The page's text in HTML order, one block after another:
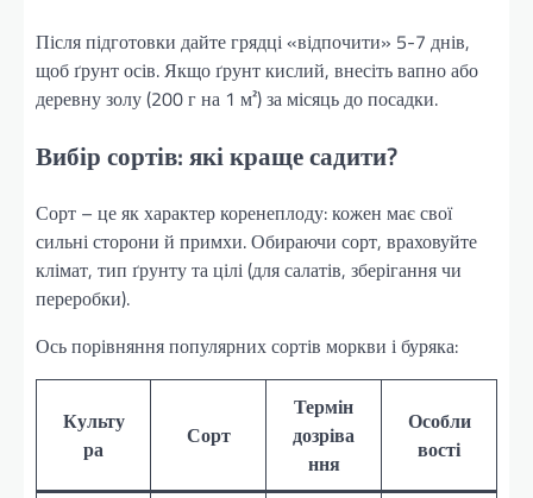
Після підготовки дайте грядці «відпочити» 5-7 днів,
щоб ґрунт осів. Якщо ґрунт кислий, внесіть вапно або
деревну золу (200 г на 1 м²) за місяць до посадки.
Вибір сортів: які краще садити?
Сорт – це як характер коренеплоду: кожен має свої
сильні сторони й примхи. Обираючи сорт, враховуйте
клімат, тип ґрунту та цілі (для салатів, зберігання чи
переробки).
Ось порівняння популярних сортів моркви і буряка:
Культу
ра
Сорт
Термін
дозріва
ння
Особли
вості